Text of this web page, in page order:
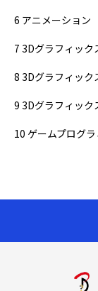
6 アニメーション
7 3Dグラフィック
8 3Dグラフィック
9 3Dグラフィッ
10 ゲームプログ